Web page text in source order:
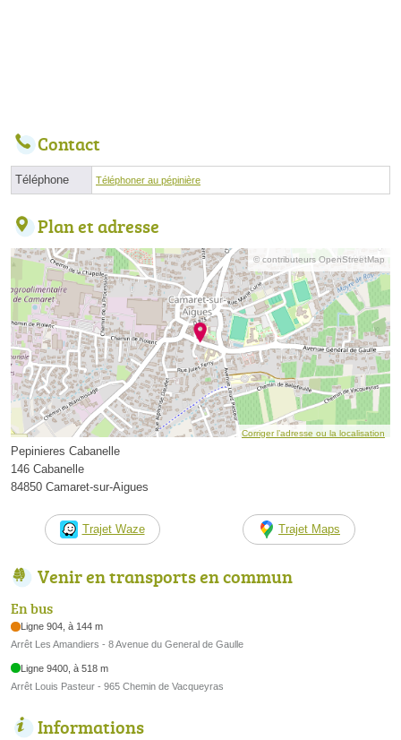
Contact
Téléphone Téléphoner au pépinière
Plan et adresse
© contributeurs OpenStreetMap
Corriger l’adresse ou la localisation
Pepinieres Cabanelle
146 Cabanelle
84850 Camaret-sur-Aigues
Trajet Waze Trajet Maps
Venir en transports en commun
En bus
Ligne 904, à 144 m
Arrêt Les Amandiers - 8 Avenue du General de Gaulle
Ligne 9400, à 518 m
Arrêt Louis Pasteur - 965 Chemin de Vacqueyras
Informations